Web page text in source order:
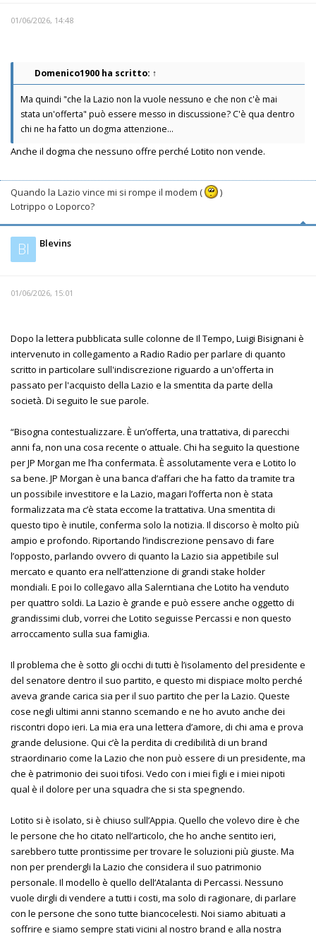
01/06/2026, 14:48
Domenico1900 ha scritto: ↑
Ma quindi "che la Lazio non la vuole nessuno e che non c'è mai
stata un'offerta" può essere messo in discussione? C'è qua dentro
chi ne ha fatto un dogma attenzione...
Anche il dogma che nessuno offre perché Lotito non vende.
Quando la Lazio vince mi si rompe il modem (
)
Lotrippo o Loporco?
Bl Blevins
01/06/2026, 15:01
Dopo la lettera pubblicata sulle colonne de Il Tempo, Luigi Bisignani è
intervenuto in collegamento a Radio Radio per parlare di quanto
scritto in particolare sull'indiscrezione riguardo a un'offerta in
passato per l'acquisto della Lazio e la smentita da parte della
società. Di seguito le sue parole.
“Bisogna contestualizzare. È un’offerta, una trattativa, di parecchi
anni fa, non una cosa recente o attuale. Chi ha seguito la questione
per JP Morgan me l’ha confermata. È assolutamente vera e Lotito lo
sa bene. JP Morgan è una banca d’affari che ha fatto da tramite tra
un possibile investitore e la Lazio, magari l’offerta non è stata
formalizzata ma c’è stata eccome la trattativa. Una smentita di
questo tipo è inutile, conferma solo la notizia. Il discorso è molto più
ampio e profondo. Riportando l’indiscrezione pensavo di fare
l’opposto, parlando ovvero di quanto la Lazio sia appetibile sul
mercato e quanto era nell’attenzione di grandi stake holder
mondiali. E poi lo collegavo alla Salerntiana che Lotito ha venduto
per quattro soldi. La Lazio è grande e può essere anche oggetto di
grandissimi club, vorrei che Lotito seguisse Percassi e non questo
arroccamento sulla sua famiglia.
Il problema che è sotto gli occhi di tutti è l’isolamento del presidente e
del senatore dentro il suo partito, e questo mi dispiace molto perché
aveva grande carica sia per il suo partito che per la Lazio. Queste
cose negli ultimi anni stanno scemando e ne ho avuto anche dei
riscontri dopo ieri. La mia era una lettera d’amore, di chi ama e prova
grande delusione. Qui c’è la perdita di credibilità di un brand
straordinario come la Lazio che non può essere di un presidente, ma
che è patrimonio dei suoi tifosi. Vedo con i miei figli e i miei nipoti
qual è il dolore per una squadra che si sta spegnendo.
Lotito si è isolato, si è chiuso sull’Appia. Quello che volevo dire è che
le persone che ho citato nell’articolo, che ho anche sentito ieri,
sarebbero tutte prontissime per trovare le soluzioni più giuste. Ma
non per prendergli la Lazio che considera il suo patrimonio
personale. Il modello è quello dell’Atalanta di Percassi. Nessuno
vuole dirgli di vendere a tutti i costi, ma solo di ragionare, di parlare
con le persone che sono tutte biancocelesti. Noi siamo abituati a
soffrire e siamo sempre stati vicini al nostro brand e alla nostra